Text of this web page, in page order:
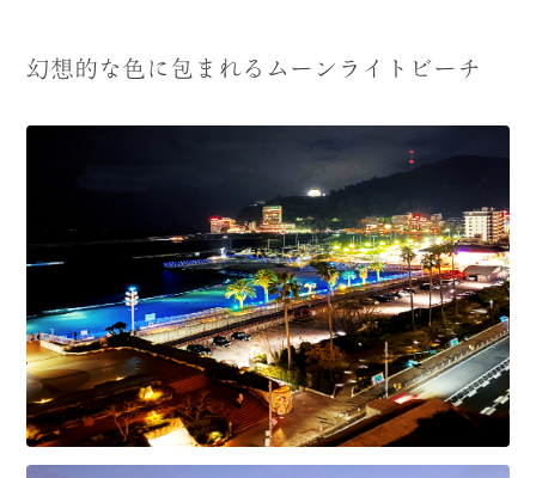
幻想的な色に包まれるムーンライトビーチ